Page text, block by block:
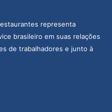
representa
brasileiro em suas relações
de trabalhadores e junto à